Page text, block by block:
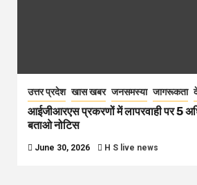
उत्तर प्रदेश खास खबर जनसमस्या जागरूकता
आईजीआरएस प्रकरणों में लापरवाही पर 5
बताओ नोटिस
June 30, 2026 H S live news